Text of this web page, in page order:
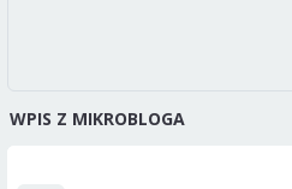
WPIS Z MIKROBLOGA